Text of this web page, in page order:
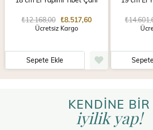
₺8.517,60
₺12.168,00
Sepete Ekle
Ücretsiz Kargo
KENDİNE BİR
iyilik yap!